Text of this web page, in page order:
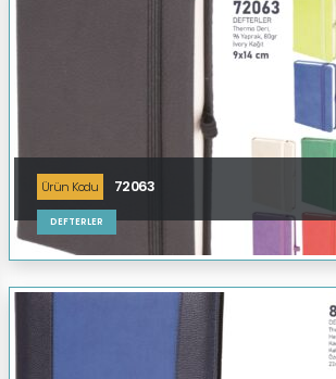
Ürün Kodu 72063
DEFTERLER